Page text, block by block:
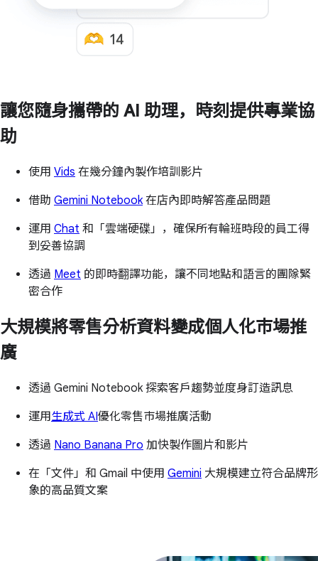
讓您隨身攜帶的 AI 助理，時刻提供專業協
助
使用 Vids 在幾分鐘內製作培訓影片
借助 Gemini Notebook在店內即時解答產品問題
運用 Chat 和「雲端硬碟」，確保所有輪班時段的員工得
到妥善協調
透過 Meet 的即時翻譯功能，讓不同地點和語言的團隊緊
密合作
大規模將零售分析資料變成個人化市場推
廣
透過 Gemini Notebook 探索客戶趨勢並度身訂造訊息
運用生成式 AI優化零售市場推廣活動
透過 Nano Banana Pro 加快製作圖片和影片
在「文件」和 Gmail 中使用 Gemini 大規模建立符合品牌形
象的高品質文案